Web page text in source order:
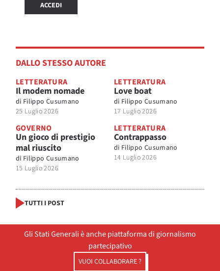
ACCEDI
DALLO STESSO AUTORE
LETTERATURA
Il modem nomade
di Filippo Cusumano
25 Luglio 2026
LETTERATURA
Love boat
di Filippo Cusumano
17 Luglio 2026
GOVERNO
Un gioco di prestigio
mal riuscito
di Filippo Cusumano
15 Luglio 2026
LETTERATURA
Contrappasso
di Filippo Cusumano
14 Luglio 2026
TUTTI I POST
Gli Stati Generali è anche piattaforma di giornalismo
partecipativo
VUOI COLLABORARE ?